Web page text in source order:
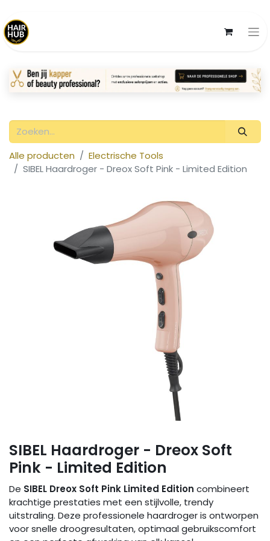
Alle producten
Electrische Tools
SIBEL Haardroger - Dreox Soft Pink - Limited Edition
SIBEL Haardroger - Dreox Soft
Pink - Limited Edition
De SIBEL Dreox Soft Pink Limited Edition combineert
krachtige prestaties met een stijlvolle, trendy
uitstraling. Deze professionele haardroger is ontworpen
voor snelle droogresultaten, optimaal gebruikscomfort